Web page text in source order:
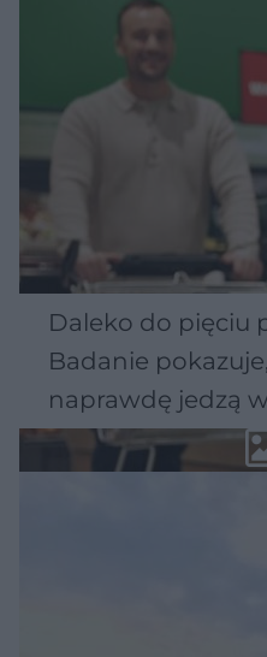
Daleko do pięciu
Badanie
naprawdę jedzą